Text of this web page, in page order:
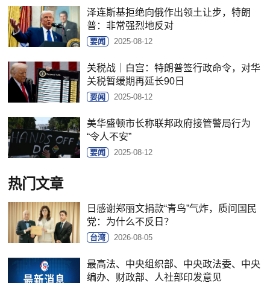
泽连斯基拒绝向俄作出领土让步，特朗
普：非常强烈地反对
要闻 2025-08-12
关税战｜白宫：特朗普签行政命令，对华
关税暂缓期再延长90日
要闻 2025-08-12
美华盛顿市长称联邦政府接管警局行为
“令人不安”
要闻 2025-08-12
热门文章
日感谢郑丽文捐款“青鸟”气炸，质问国民
党：为什么不反日？
台湾 2026-08-05
最高法、中央组织部、中央政法委、中央
编办、财政部、人社部印发意见